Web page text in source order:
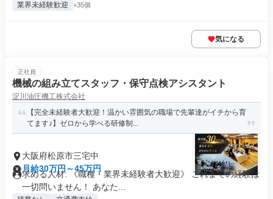
業界未経験歓迎 +35個
気になる
正社員
機械の組み立てスタッフ・保守点検アシスタント
淀川油圧機工株式会社
【完全未経験者大歓迎！温かい雰囲気の職場で先輩達がイチから育
てます♪】ゼロから学べる研修制...
大阪府松原市三宅中
月給30万円～45万円
求める人材: 《職種・業界未経験者大歓迎》 これまでの経験は
一切問いません！ あなた...